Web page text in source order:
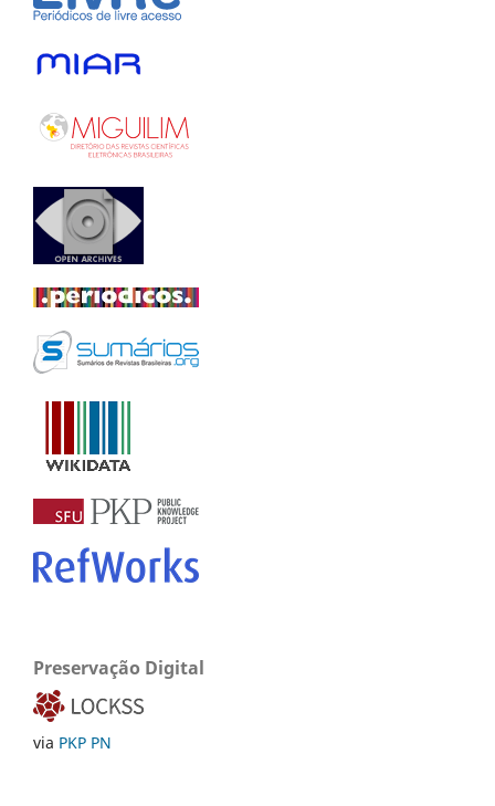
Preservação Digital
via PKP PN